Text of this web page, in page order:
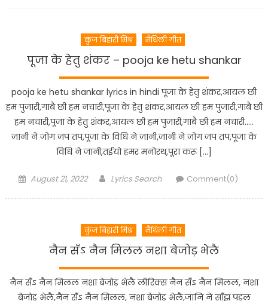
कुंज बिहारी मिश्र मैथिली गीत
पूजा के हेतु शंकर – pooja ke hetu shankar
pooja ke hetu shankar lyrics in hindi पूजा के हेतु शंकर,आयल छी
हम पुजारी,गाबै छी हम नचारी,पूजा के हेतु शंकर,आयल छी हम पुजारी,गाबै छी
हम नचारी,पूजा के हेतु शंकर,आयल छी हम पुजारी,गाबै छी हम नचारी…..
जानी ने जोग जप तप,पूजा के विधि ने जानी,जानी ने जोग जप तप,पूजा के
विधि ने जानी,तईयो हमर मनोरथ,पूरा करू […]
Posted
August 21, 2022 Author
Lyrics Search Comment(0)
कुंज बिहारी मिश्र मैथिली गीत
नैन सँऽ नैन मिलल नशा बेजोड़ भेलै
नैन सँऽ नैन मिलल नशा बेजोड़ भेलै लीरिक्स नैन सँऽ नैन मिलल, नशा
बेजोड़ भेलै,नैन सँऽ नैन मिलल, नशा बेजोड़ भेलै,जानि ने साँझ पड़ल